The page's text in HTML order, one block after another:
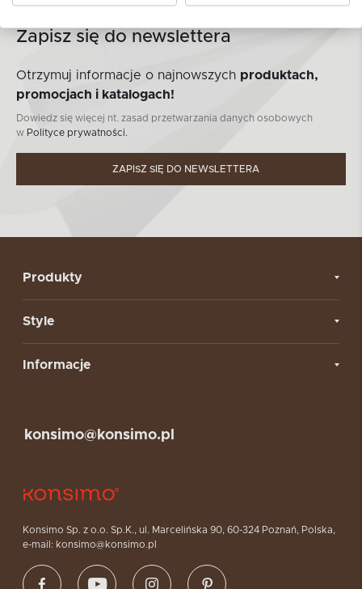
Zapisz się do newslettera
Otrzymuj informacje o najnowszych produktach,
promocjach i katalogach!
Dowiedz się więcej nt. zasad przetwarzania danych osobowych
w Polityce prywatności.
ZAPISZ SIĘ DO NEWSLETTERA
Produkty
Style
Informacje
Konsimo Sp. z o.o. Sp.K., ul. Marcelińska 90, 60-324 Poznań, Polska,
e-mail: konsimo@konsimo.pl
konsimo@konsimo.pl